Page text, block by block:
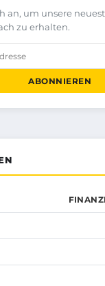
an, um unsere
zu erhalten.
ABONNIEREN